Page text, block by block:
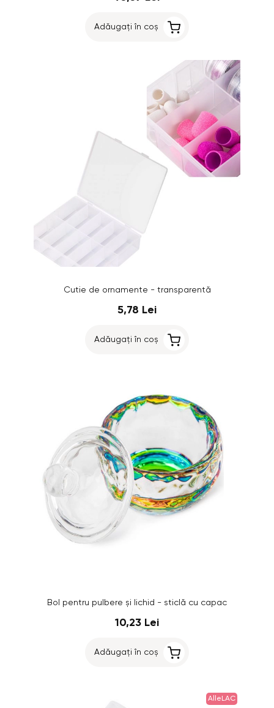
Adăugați în coș
Cutie de ornamente - transparentă
5,78 Lei
Adăugați în coș
Bol pentru pulbere și lichid - sticlă cu capac
10,23 Lei
Adăugați în coș
AlleLAC